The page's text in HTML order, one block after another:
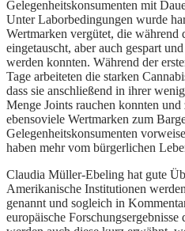
Gelegenheitskonsumenten mit
Unter Laborbedingungen wurde
Wertmarken vergütet, die während
eingetauscht, aber auch gespart
werden konnten. Während der
Tage arbeiteten die starken
dass sie anschließend in ihrer
Menge Joints rauchen konnten
ebensoviele Wertmarken zum
Gelegenheitskonsumenten
haben mehr vom bürgerlichen
Claudia Müller-Ebeling hat gute
Amerikanische Institutionen
genannt und sogleich in
europäische Forschungsergebnisse